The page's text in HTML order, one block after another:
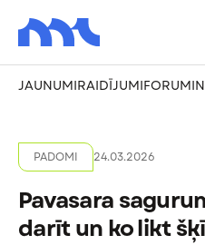
JAUNUMIRAIDĪJUMIFORUMI
PADOMI 24.03.2026
Pavasara
darīt un ko likt